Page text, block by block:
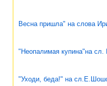
Весна пришла" на слова
"Неопалимая купина"на сл.
"Уходи, беда!" на